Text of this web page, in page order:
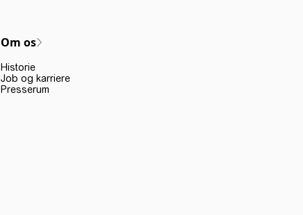
Om os
Historie
Job og karriere
Presserum